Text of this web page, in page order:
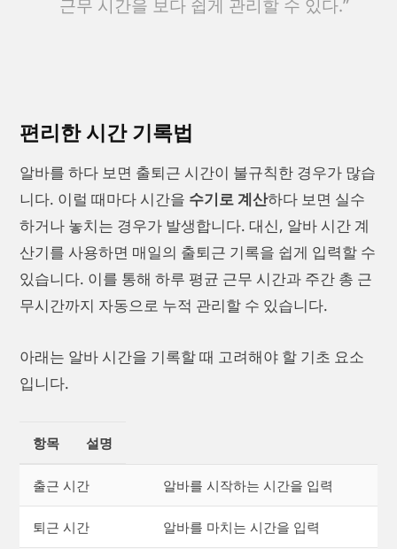
근무 시간을 보다 쉽게 관리할 수 있다.”
편리한 시간 기록법
알바를 하다 보면 출퇴근 시간이 불규칙한 경우가 많습
니다. 이럴 때마다 시간을 수기로 계산하다 보면 실수
하거나 놓치는 경우가 발생합니다. 대신, 알바 시간 계
산기를 사용하면 매일의 출퇴근 기록을 쉽게 입력할 수
있습니다. 이를 통해 하루 평균 근무 시간과 주간 총 근
무시간까지 자동으로 누적 관리할 수 있습니다.
아래는 알바 시간을 기록할 때 고려해야 할 기초 요소
입니다.
항목 설명
출근 시간 알바를 시작하는 시간을 입력
퇴근 시간 알바를 마치는 시간을 입력